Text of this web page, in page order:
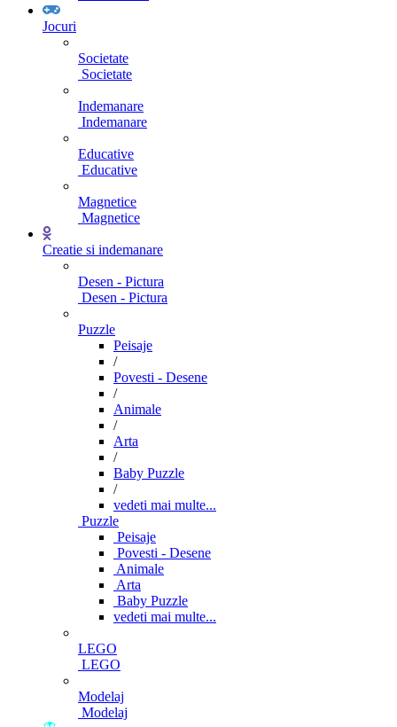
Jocuri
Societate
Societate
Indemanare
Indemanare
Educative
Educative
Magnetice
Magnetice
Creatie si indemanare
Desen - Pictura
Desen - Pictura
Puzzle
Peisaje
/
Povesti - Desene
/
Animale
/
Arta
/
Baby Puzzle
/
vedeti mai multe...
Puzzle
Peisaje
Povesti - Desene
Animale
Arta
Baby Puzzle
vedeti mai multe...
LEGO
LEGO
Modelaj
Modelaj